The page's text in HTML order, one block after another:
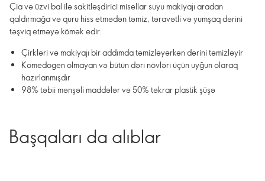
Çia və üzvi bal ilə sakitləşdirici misellar suyu makiyajı aradan
qaldırmağa və quru hiss etmədən təmiz, təravətli və yumşaq dərini
təşviq etməyə kömək edir.
Çirkləri və makiyajı bir addımda təmizləyərkən dərini təmizləyir
Komedogen olmayan və bütün dəri növləri üçün uyğun olaraq
hazırlanmışdır
98% təbii mənşəli maddələr və 50% təkrar plastik şüşə
Başqaları da alıblar